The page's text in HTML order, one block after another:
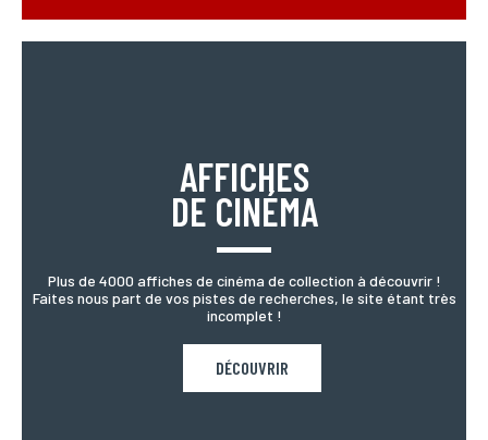
AFFICHES
DE CINÉMA
Plus de 4000 affiches de cinéma de collection à découvrir !
Faites nous part de vos pistes de recherches, le site étant très
incomplet !
DÉCOUVRIR